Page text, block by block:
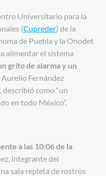
Universitario para la
(Cupreder) de la
de Puebla y la Onodet
alimentar el sistema
grito de alarma y un
Fernández
como “un
en todo México”.
a las 10:06 de la
integrante del
sala repleta de rostros